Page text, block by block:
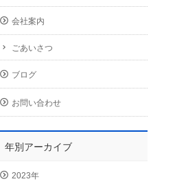
会社案内
ごあいさつ
ブログ
お問い合わせ
年別アーカイブ
2023年